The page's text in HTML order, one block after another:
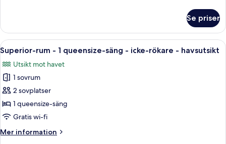
-
icke-
rökare
-
havsutsikt
-
queensize-
säng
-
icke-
rökare
-
havsutsikt
Se priser
Öppna
alla
foton
för
Superior-
rum
-
queensize-
Ett modernt hotellrum med en stor
6
Superior-rum - 1 queensize-säng - icke-rökare - havsutsikt
Utsikt mot havet
1 sovrum
2 sovplatser
1 queensize-säng
Gratis wi-fi
Mer information
Mer